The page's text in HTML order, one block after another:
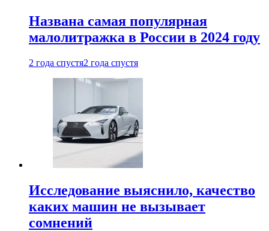
Названа самая популярная
малолитражка в России в 2024 году
2 года спустя2 года спустя
Исследование выяснило, качество
каких машин не вызывает
сомнений